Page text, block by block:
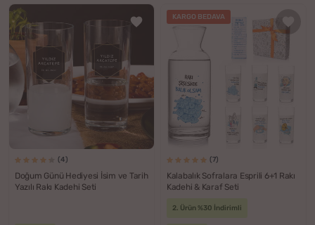
(4)
Doğum Günü Hediyesi İsim ve Tarih
Yazılı Rakı Kadehi Seti
KARGO BEDAVA
(7)
Kalabalık Sofralara Esprili 6+1 Rakı
Kadehi & Karaf Seti
2. Ürün %30 İndirimli